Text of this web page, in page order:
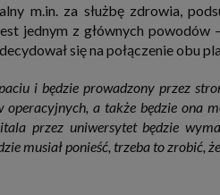
prawo żądania dostępu do Twoich danych
prawo do przeniesienia danych,
wniesienia skargi do organu nadzorczego, którym
Pod tym adresem
znajdziesz dodatkowe
m.in. za służbę zdrowia,
jednym z głównych
się na połączenie obu
i będzie prowadzony przez
a także będzie ona
przez uniwersytet będzie
musiał ponieść, trzeba to zrobić,